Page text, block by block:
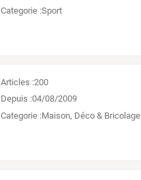
Categorie :Sport
Articles :200
Depuis :04/08/2009
Categorie :Maison, Déco & Bricolage